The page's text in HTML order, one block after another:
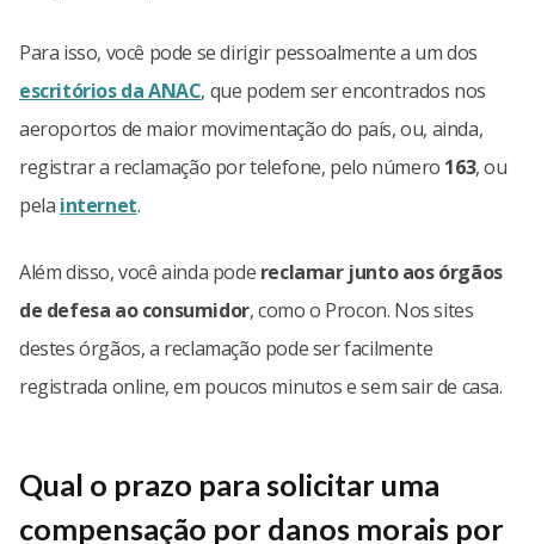
Para isso, você pode se dirigir pessoalmente a um dos
escritórios da ANAC, que podem ser encontrados nos
aeroportos de maior movimentação do país, ou, ainda,
registrar a reclamação por telefone, pelo número 163, ou
pela internet.
Além disso, você ainda pode reclamar junto aos órgãos
de defesa ao consumidor, como o Procon. Nos sites
destes órgãos, a reclamação pode ser facilmente
registrada online, em poucos minutos e sem sair de casa.
Qual o prazo para solicitar uma
compensação por danos morais por